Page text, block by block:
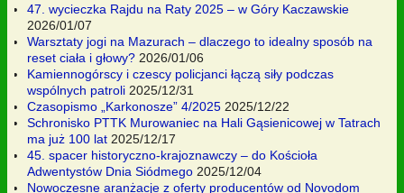
47. wycieczka Rajdu na Raty 2025 – w Góry Kaczawskie
2026/01/07
Warsztaty jogi na Mazurach – dlaczego to idealny sposób na
reset ciała i głowy? 2026/01/06
Kamiennogórscy i czescy policjanci łączą siły podczas
wspólnych patroli 2025/12/31
Czasopismo „Karkonosze” 4/2025 2025/12/22
Schronisko PTTK Murowaniec na Hali Gąsienicowej w Tatrach
ma już 100 lat 2025/12/17
45. spacer historyczno-krajoznawczy – do Kościoła
Adwentystów Dnia Siódmego 2025/12/04
Nowoczesne aranżacje z oferty producentów od Novodom